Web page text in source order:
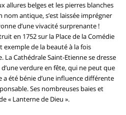
allures belges et les pierres blanches
antique, s’est laissée imprégner
d’une vivacité surprenante !
en 1752 sur la Place de la Comédie
exemple de la beauté à la fois
La Cathédrale Saint-Etienne se dresse
verdure en fête, qui ne peut que
a été bénie d’une influence différente
Ses nombreuses baies et
« Lanterne de Dieu ».